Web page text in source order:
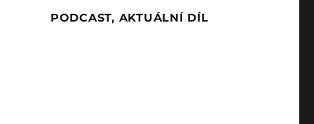
PODCAST, AKTUÁLNÍ DÍL